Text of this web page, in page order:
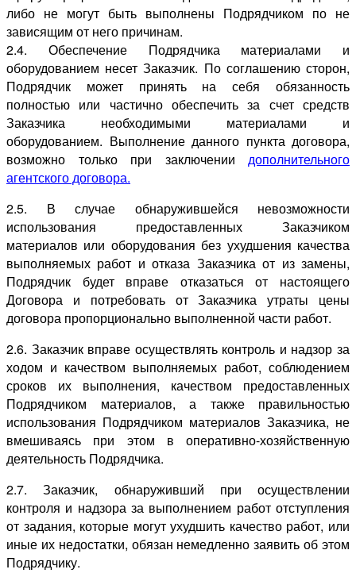
либо не могут быть выполнены Подрядчиком по не
зависящим от него причинам.
2.4. Обеспечение Подрядчика материалами и
оборудованием несет Заказчик. По соглашению сторон,
Подрядчик может принять на себя обязанность
полностью или частично обеспечить за счет средств
Заказчика необходимыми материалами и
оборудованием. Выполнение данного пункта договора,
возможно только при заключении
дополнительного
агентского договора.
2.5. В случае обнаружившейся невозможности
использования предоставленных Заказчиком
материалов или оборудования без ухудшения качества
выполняемых работ и отказа Заказчика от из замены,
Подрядчик будет вправе отказаться от настоящего
Договора и потребовать от Заказчика утраты цены
договора пропорционально выполненной части работ.
2.6. Заказчик вправе осуществлять контроль и надзор за
ходом и качеством выполняемых работ, соблюдением
сроков их выполнения, качеством предоставленных
Подрядчиком материалов, а также правильностью
использования Подрядчиком материалов Заказчика, не
вмешиваясь при этом в оперативно-хозяйственную
деятельность Подрядчика.
2.7. Заказчик, обнаруживший при осуществлении
контроля и надзора за выполнением работ отступления
от задания, которые могут ухудшить качество работ, или
иные их недостатки, обязан немедленно заявить об этом
Подрядчику.